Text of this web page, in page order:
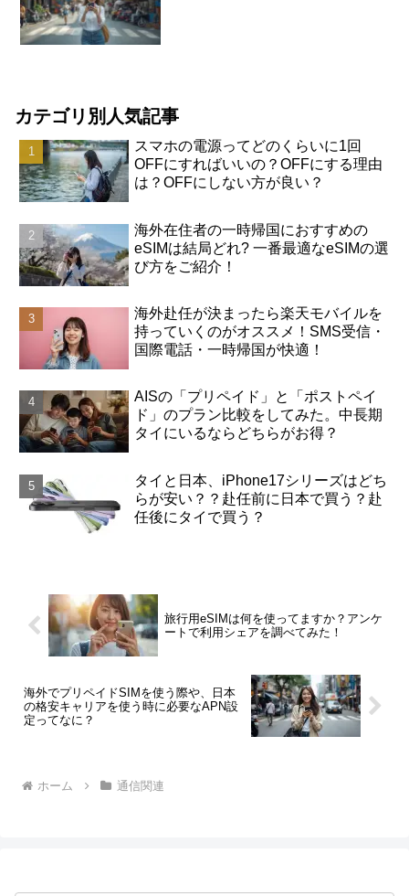
カテゴリ別人気記事
スマホの電源ってどのくらいに1回
OFFにすればいいの？OFFにする理由
は？OFFにしない方が良い？
海外在住者の一時帰国におすすめの
eSIMは結局どれ? 一番最適なeSIMの選
び方をご紹介！
海外赴任が決まったら楽天モバイルを
持っていくのがオススメ！SMS受信・
国際電話・一時帰国が快適！
AISの「プリペイド」と「ポストペイ
ド」のプラン比較をしてみた。中長期
タイにいるならどちらがお得？
タイと日本、iPhone17シリーズはどち
らが安い？？赴任前に日本で買う？赴
任後にタイで買う？
旅行用eSIMは何を使ってますか？アンケ
ートで利用シェアを調べてみた！
海外でプリペイドSIMを使う際や、日本
の格安キャリアを使う時に必要なAPN設
定ってなに？
ホーム 通信関連